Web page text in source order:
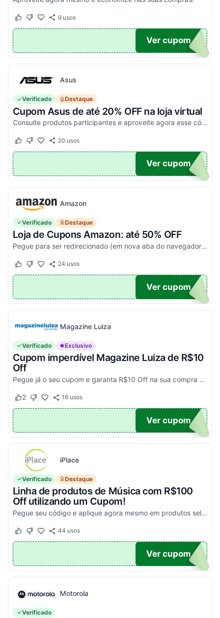
Este cupom funcionou
Este cupom não funcionou
9usos
O100
Ver cupom
Asus
Verificado Destaque
Cupom Asus de até 20% OFF na loja virtual
Consulte produtos participantes e aproveite agora esse código promocional!
Este cupom funcionou
Este cupom não funcionou
20 usos
20
Ver cupom
Amazon
Verificado Destaque
Loja de Cupons Amazon: até 50% OFF
Pegue para ser redirecionado (em nova aba do navegador) e acesse todos os cupons disponíveis da Amazon Brasil. Aproveite para economizar nesse link. Corra e garanta já o seu descon...
Este cupom funcionou
Este cupom não funcionou
24 usos
TICO
Ver cupom
Magazine Luiza
Verificado Exclusivo
Cupom imperdível Magazine Luiza de R$10
Off
Pegue já o seu cupom e garanta R$10 Off na sua compra acima de R$500,00
Este cupom funcionou
2 Este cupom não funcionou
16usos
UPOM
Ver cupom
iPlace
Verificado Destaque
Linha de produtos de Música com R$100
Off utilizando um Cupom!
Pegue seu código e aplique agora mesmo em produtos selecionados para garantir seus descontos!
Este cupom funcionou
Este cupom não funcionou
44 usos
100
Ver cupom
Motorola
Verificado